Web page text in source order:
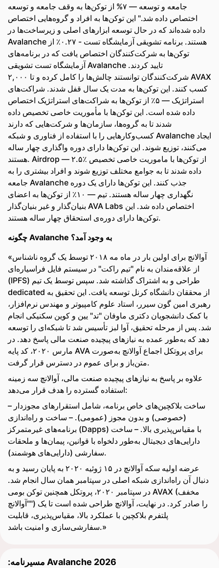
جامعه و توسعه — ۷% از توکن‌ها به وقف جامعه و توسعه
اختصاص داده شد." این توکن‌ها به افراد و گروه‌هایی اختصاص
داده شده‌اند که در حال توسعه ابزارهای اصلی و زیرساخت‌ها در
Avalanche هستند. برنامه تشویقی آزمایشگاه تست - ۰.۲۷٪ از
توکن‌ها به شرکت‌کنندگان اختصاص یافت که در برنامه‌های
آزمایشگاه تست تشویقی Avalanche تایید کردند.
شرکت‌کنندگان توانستند چالش‌ها را کامل کرده و تا ۲,۰۰۰ AVAX
کسب کنند. این توکن‌ها به مدت یک سال قفل شدند. شراکت‌های
استراتژیک — ۵٪ از توکن‌ها به شراکت‌های استراتژیک اختصاص
داده شده است. این توکن‌ها با مأموریت خاصی تخصیص داده
شدند تا به گروه‌ها، سازمان‌ها و شرکت‌هایی که دارند
کسب‌وکارهایی را با استفاده از فناوری و شبکه Avalanche ایجاد
می‌کنند، توزیع شوند. این توکن‌ها دارای دوره واگذاری چهار ساله
هستند. Airdrop — ۲.۵٪ از توکن‌ها با ماموریت خاصی تخصیص
داده شدند تا به جوامع مختلف توزیع شوند و افراد بیشتری را به
جامعه Avalanche جذب کنند. این توکن‌ها دارای یک دوره
نگهداری چهار ساله هستند. تیم — ۱۰٪ از توکن‌ها به اعضای
بنیان‌گذار و غیر بنیان‌گذار AVA Labs اختصاص داده شد. این
توکن‌ها دارای دوره‌ی استحقاق چهار ساله هستند.
چگونه Avalanche به وجود آمد؟
«آوالانچ برای اولین بار در ماه مه ۲۰۱۸ توسط یک گروه ناشناس
از علاقه‌مندان به نام "تیم راکت" در سیستم فایل فراسیاره‌ای
(IPFS) طراحی و به اشتراک گذاشته شد. سپس توسط یک تیم
dedicated از محققان دانشگاه کرنل توسعه یافت. این تحقیق به
رهبری امین گون سیرر، استاد علوم کامپیوتر و مهندس نرم‌افزار،
با کمک دانشجویان دکتری ماوفان "تد" یین و کوین سکنیکی انجام
شد. پس از مرحله تحقیق، آوا لبز تأسیس شد تا شبکه‌ای را توسعه
دهد که به‌طور عمده به نیازهای پیچیده صنعت مالی پاسخ دهد. در
مارس ۲۰۲۰، کد پایه AVA برای پروتکل اجماع آوالانچ به‌صورت
متن‌باز و برای عموم در دسترس قرار گرفت.
علاوه بر پاسخ به نیازهای پیچیده صنعت مالی، آوالانچ سه زمینه
استفاده گسترده را هدف قرار می‌دهد:
– ساخت بلاکچین‌های خاص برنامه، شامل استقرارهای مجوزدار
(خصوصی) و بدون مجوز (عمومی). – ساخت و راه‌اندازی
برنامه‌های غیرمتمرکز (Dapps) با مقیاس‌پذیری بالا. – ساخت
دارایی‌های دیجیتال به‌طور دلخواه با قوانین، پیمان‌ها و ملحقات
سفارشی (دارایی‌های هوشمند).
عرضه اولیه سکه آوالانچ در ۱۵ ژوئیه ۲۰۲۰ به پایان رسید و به
دنبال آن راه‌اندازی شبکه اصلی در سپتامبر همان سال انجام شد.
در سپتامبر ۲۰۲۰، پروتکل همچنین توکن بومی AVAX (مخفف
"آوالانچ") را صادر کرد. در نهایت، آوالانچ طراحی شده است تا یک
پلتفرم بلاکچین با عملکرد بالا، مقیاس‌پذیری، قابلیت
سفارشی‌سازی و امنیت باشد.»
:مسیرنامه Avalanche 2026